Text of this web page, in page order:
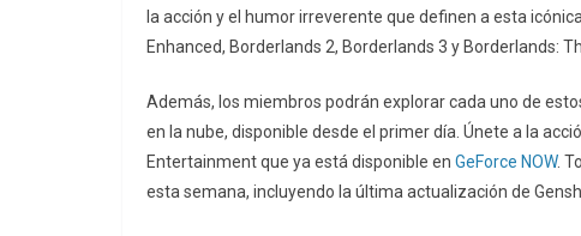
la acción y el humor irreverente que definen a esta
Enhanced, Borderlands 2, Borderlands 3 y Borderlands:
Además, los miembros podrán explorar cada uno de
en la nube, disponible desde el primer día. Únete a la
Entertainment que ya está disponible en GeForce NOW.
esta semana, incluyendo la última actualización de